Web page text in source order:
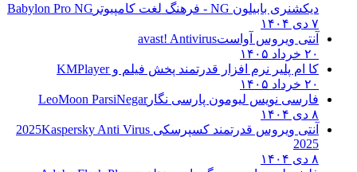
دیکشنری بابیلون NG - فرهنگ لغت کامپیوتر
Babylon Pro NG
۷ دی ۱۴۰۴
آنتی ویروس آواستavast! Antivirus
۲۰ خرداد ۱۴۰۵
کا ام پلیر نرم افزار قدرتمند پخش فیلم وKMPlayer
۲۰ خرداد ۱۴۰۵
فارسی نویس لیومون پارسی نگارLeoMoon ParsiNegar
۸ دی ۱۴۰۴
آنتی ویروس قدرتمند کسپرسکی 2025 Kaspersky Anti Virus
2025
۸ دی ۱۴۰۴